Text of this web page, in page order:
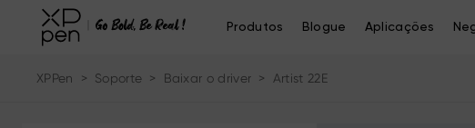
Produtos Blogue Aplicações
XPPen > Soporte > Baixar o driver > Artist 22E